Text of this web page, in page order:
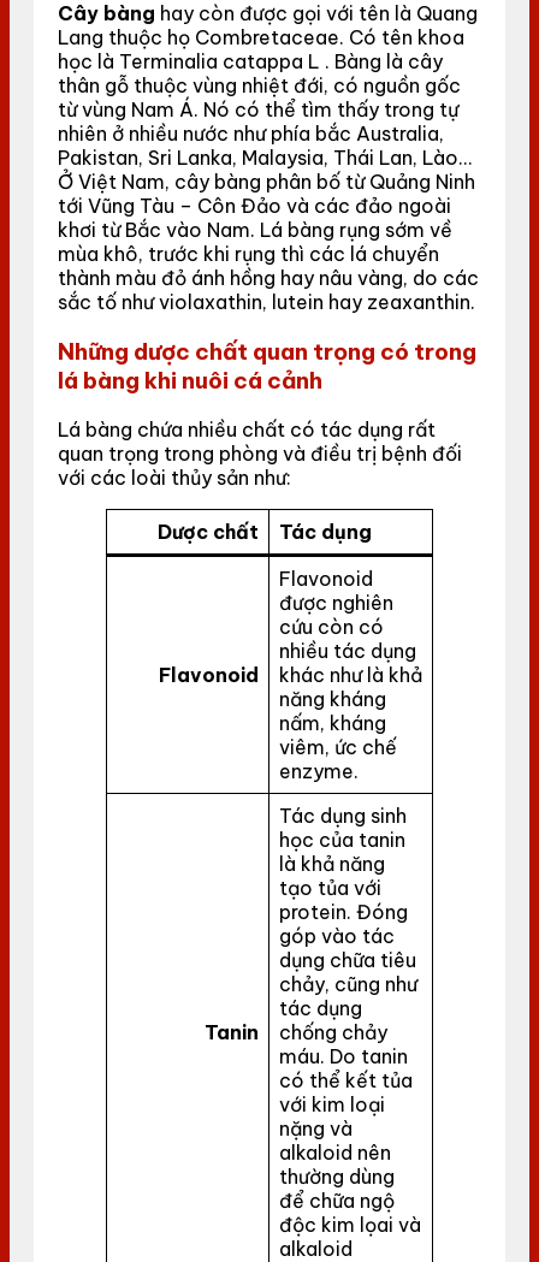
Cây bàng hay còn được gọi với tên là Quang
Lang thuộc họ Combretaceae. Có tên khoa
học là Terminalia catappa L . Bàng là cây
thân gỗ thuộc vùng nhiệt đới, có nguồn gốc
từ vùng Nam Á. Nó có thể tìm thấy trong tự
nhiên ở nhiều nước như phía bắc Australia,
Pakistan, Sri Lanka, Malaysia, Thái Lan, Lào…
Ở Việt Nam, cây bàng phân bố từ Quảng Ninh
tới Vũng Tàu – Côn Đảo và các đảo ngoài
khơi từ Bắc vào Nam. Lá bàng rụng sớm về
mùa khô, trước khi rụng thì các lá chuyển
thành màu đỏ ánh hồng hay nâu vàng, do các
sắc tố như violaxathin, lutein hay zeaxanthin.
Những dược chất quan trọng có trong
lá bàng khi nuôi cá cảnh
Lá bàng chứa nhiều chất có tác dụng rất
quan trọng trong phòng và điều trị bệnh đối
với các loài thủy sản như:
Dược chất Tác dụng
Flavonoid
Flavonoid
được nghiên
cứu còn có
nhiều tác dụng
khác như là khả
năng kháng
nấm, kháng
viêm, ức chế
enzyme.
Tanin
Tác dụng sinh
học của tanin
là khả năng
tạo tủa với
protein. Đóng
góp vào tác
dụng chữa tiêu
chảy, cũng như
tác dụng
chống chảy
máu. Do tanin
có thể kết tủa
với kim loại
nặng và
alkaloid nên
thường dùng
để chữa ngộ
độc kim lọai và
alkaloid